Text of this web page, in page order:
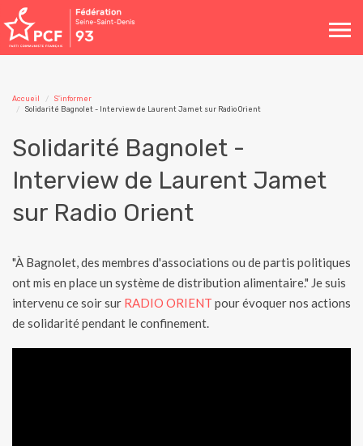
Toggle
navigation
Accueil
S'informer
Solidarité Bagnolet - Interview de Laurent Jamet sur Radio Orient
Solidarité Bagnolet -
Interview de Laurent Jamet
sur Radio Orient
"À Bagnolet, des membres d'associations ou de partis politiques
ont mis en place un système de distribution alimentaire." Je suis
intervenu ce soir sur RADIO ORIENT pour évoquer nos actions
de solidarité pendant le confinement.